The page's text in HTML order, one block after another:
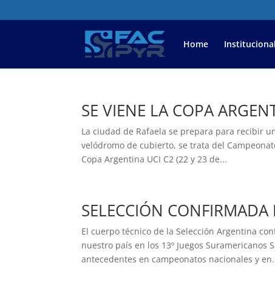
Home Institucional
SE VIENE LA COPA
La ciudad de Rafaela se prepara para recibir
velódromo de cubierto, se trata del
Copa Argentina UCI C2 (22 y 23 de...
SELECCIÓN CONFIRMADA
El cuerpo técnico de la Selección Argentina
nuestro país en los 13º Juegos Suramericanos
antecedentes en campeonatos nacionales y